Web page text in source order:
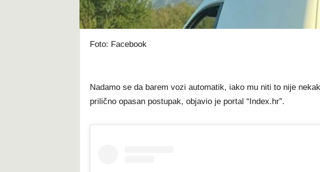
Foto: Facebook
Nadamo se da barem vozi automatik, iako mu niti to nije
prilično opasan postupak, objavio je portal “Index.hr”.